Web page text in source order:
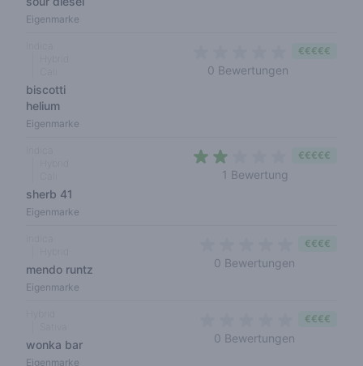
Eigenmarke
biscotti
helium
Eigenmarke
0 Bewertungen
€€€€€
sherb 41
Eigenmarke
1 Bewertung
€€€€€
mendo runtz
Eigenmarke
0 Bewertungen
€€€€
wonka bar
Eigenmarke
0 Bewertungen
€€€€